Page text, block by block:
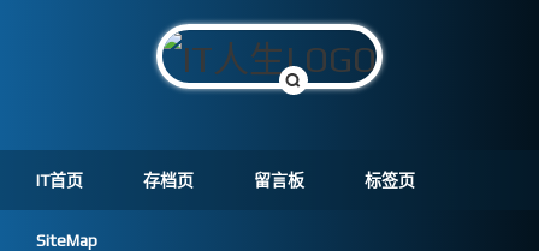
IT首页 存档页 留言板 标签页
SiteMap